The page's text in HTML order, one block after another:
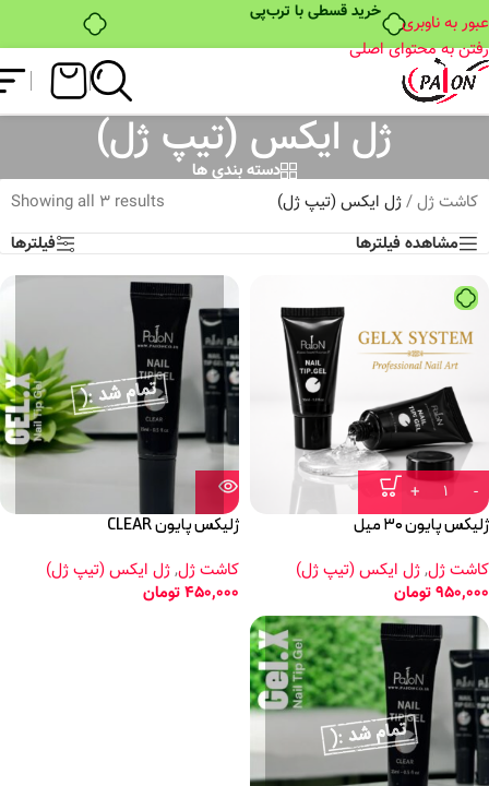
خرید قسطی با ترب‌پی
عبور به ناوبری
رفتن به محتوای اصلی
ژل ایکس (تیپ ژل)
دسته بندی ها
کاشت ژل/ژل ایکس (تیپ ژل)
Showing all 3 results
مشاهده فیلترها
فیلترها
ژلیکس پایون ۳۰ میل
کاشت ژل,ژل ایکس (تیپ ژل)
950,000تومان
ژلیکس پایون CLEAR
کاشت ژل,ژل ایکس (تیپ ژل)
450,000تومان